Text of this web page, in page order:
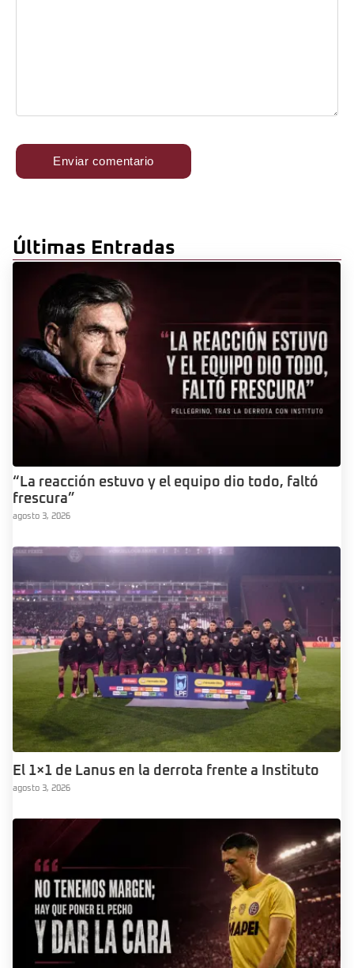
Últimas Entradas
“La reacción estuvo y el equipo dio todo, faltó
frescura”
agosto 3, 2026
El 1×1 de Lanus en la derrota frente a Instituto
agosto 3, 2026